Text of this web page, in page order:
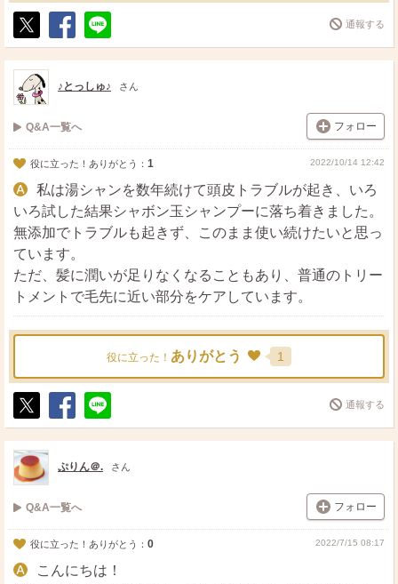
ポ
ス
ト
シ
ェ
送
る
通報する
♪とっしゅ♪ さん
Q&A一覧へ フォロー
役に立った！ありがとう： 1 2022/10/14 12:42
私は湯シャンを数年続けて頭皮トラブルが起き、いろ
いろ試した結果シャボン玉シャンプーに落ち着きました。
無添加でトラブルも起きず、このまま使い続けたいと思っ
ています。
ただ、髪に潤いが足りなくなることもあり、普通のトリー
トメントで毛先に近い部分をケアしています。
役に立った！ ありがとう 1
ポ
ス
ト
シ
ェ
送
る
通報する
ぷりん＠. さん
Q&A一覧へ フォロー
役に立った！ありがとう： 0 2022/7/15 08:17
こんにちは！